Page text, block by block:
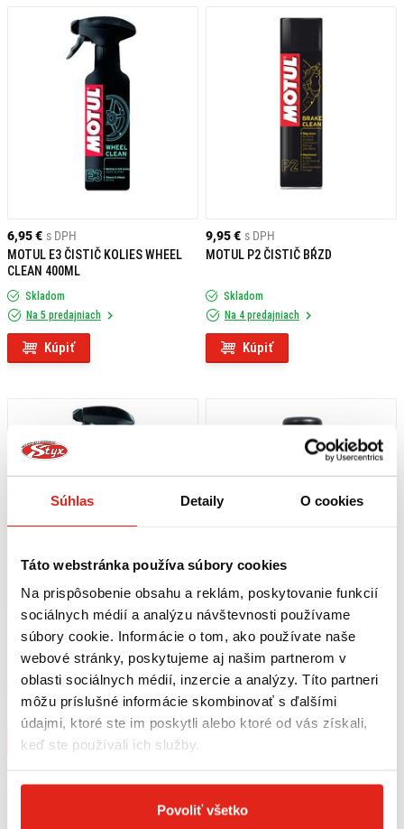
Súhlas Detaily O cookies
Táto webstránka používa súbory cookies
Na prispôsobenie obsahu a reklám, poskytovanie funkcií
sociálnych médií a analýzu návštevnosti používame
súbory cookie. Informácie o tom, ako používate naše
webové stránky, poskytujeme aj našim partnerom v
oblasti sociálnych médií, inzercie a analýzy. Títo partneri
môžu príslušné informácie skombinovať s ďalšími
údajmi, ktoré ste im poskytli alebo ktoré od vás získali,
keď ste používali ich služby.
Povoliť všetko
6,95 € s DPH
MOTUL E3 ČISTIČ KOLIES WHEEL
CLEAN 400ML
Skladom
Na 5 predajniach
Kúpiť
9,95 € s DPH
MOTUL P2 ČISTIČ BŔZD
Skladom
Na 4 predajniach
Kúpiť
MOTUL E7 ODSTRAŇOVAČ HMYZU
INSECT REMOVER 400ML
Skladom
Na 5 predajniach
Kúpiť
MUC OFF DEGREASER 500ML
Skladom
Na 4 predajniach